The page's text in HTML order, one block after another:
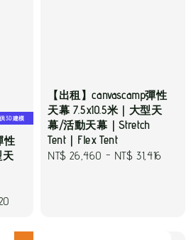
3D建模
性
天
【出租】canvascamp彈性
天幕 7.5x10.5米｜大型天
幕/活動天幕｜Stretch
Tent｜Flex Tent
Regular
NT$ 26,460 - NT$ 31,416